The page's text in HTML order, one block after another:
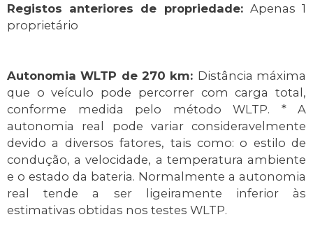
Registos anteriores de propriedade: Apenas 1
proprietário
Autonomia WLTP de 270 km: Distância máxima
que o veículo pode percorrer com carga total,
conforme medida pelo método WLTP. * A
autonomia real pode variar consideravelmente
devido a diversos fatores, tais como: o estilo de
condução, a velocidade, a temperatura ambiente
e o estado da bateria. Normalmente a autonomia
real tende a ser ligeiramente inferior às
estimativas obtidas nos testes WLTP.